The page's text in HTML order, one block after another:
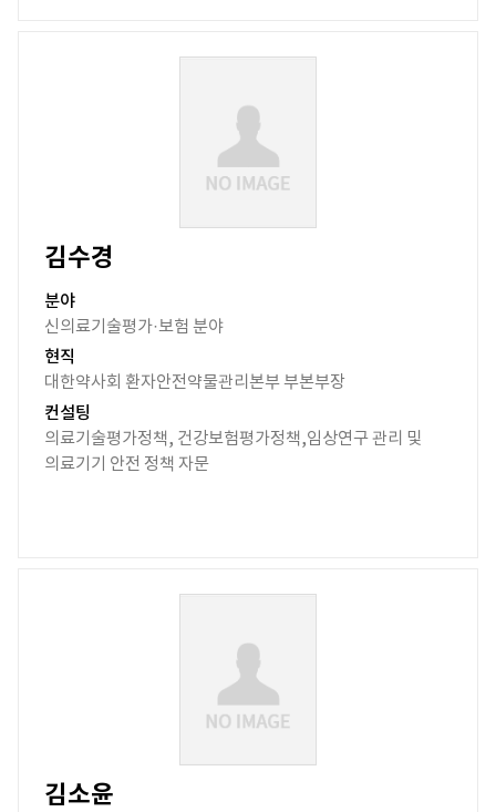
김수경
분야
신의료기술평가·보험 분야
현직
대한약사회 환자안전약물관리본부 부본부장
컨설팅
의료기술평가정책, 건강보험평가정책,임상연구 관리 및
의료기기 안전 정책 자문
김소윤